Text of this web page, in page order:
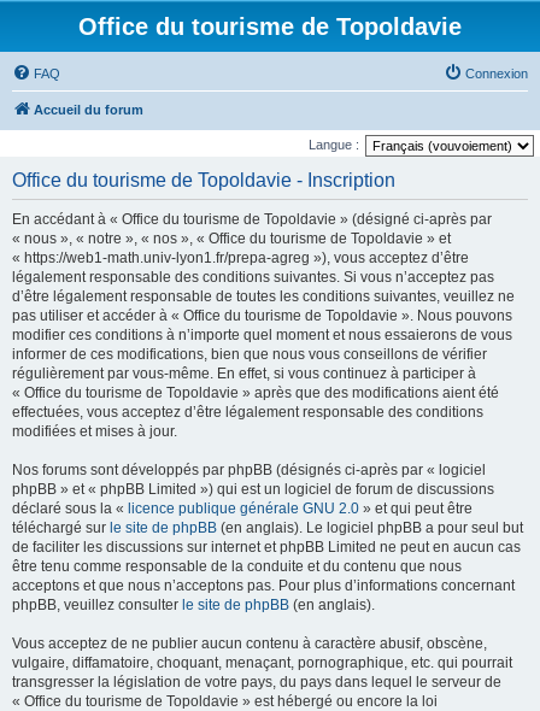
Office du tourisme de Topoldavie
FAQ Connexion
Accueil du forum
Langue :
Office du tourisme de Topoldavie - Inscription
En accédant à « Office du tourisme de Topoldavie » (désigné ci-après par
« nous », « notre », « nos », « Office du tourisme de Topoldavie » et
« https://web1-math.univ-lyon1.fr/prepa-agreg »), vous acceptez d’être
légalement responsable des conditions suivantes. Si vous n’acceptez pas
d’être légalement responsable de toutes les conditions suivantes, veuillez ne
pas utiliser et accéder à « Office du tourisme de Topoldavie ». Nous pouvons
modifier ces conditions à n’importe quel moment et nous essaierons de vous
informer de ces modifications, bien que nous vous conseillons de vérifier
régulièrement par vous-même. En effet, si vous continuez à participer à
« Office du tourisme de Topoldavie » après que des modifications aient été
effectuées, vous acceptez d’être légalement responsable des conditions
modifiées et mises à jour.
Nos forums sont développés par phpBB (désignés ci-après par « logiciel
phpBB » et « phpBB Limited ») qui est un logiciel de forum de discussions
déclaré sous la « licence publique générale GNU 2.0 » et qui peut être
téléchargé sur le site de phpBB (en anglais). Le logiciel phpBB a pour seul but
de faciliter les discussions sur internet et phpBB Limited ne peut en aucun cas
être tenu comme responsable de la conduite et du contenu que nous
acceptons et que nous n’acceptons pas. Pour plus d’informations concernant
phpBB, veuillez consulter le site de phpBB (en anglais).
Vous acceptez de ne publier aucun contenu à caractère abusif, obscène,
vulgaire, diffamatoire, choquant, menaçant, pornographique, etc. qui pourrait
transgresser la législation de votre pays, du pays dans lequel le serveur de
« Office du tourisme de Topoldavie » est hébergé ou encore la loi